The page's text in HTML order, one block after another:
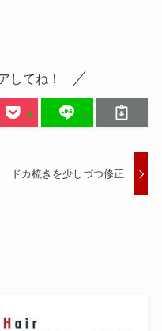
してね！
ドカ梳きを少しづつ修正